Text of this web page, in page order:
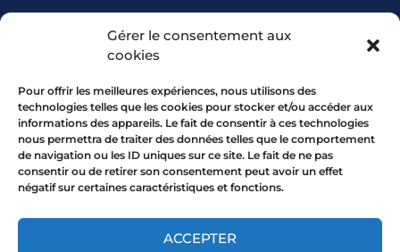
Gérer le consentement aux
cookies
Pour offrir les meilleures expériences, nous utilisons des
technologies telles que les cookies pour stocker et/ou accéder aux
informations des appareils. Le fait de consentir à ces technologies
nous permettra de traiter des données telles que le comportement
de navigation ou les ID uniques sur ce site. Le fait de ne pas
consentir ou de retirer son consentement peut avoir un effet
négatif sur certaines caractéristiques et fonctions.
ACCEPTER